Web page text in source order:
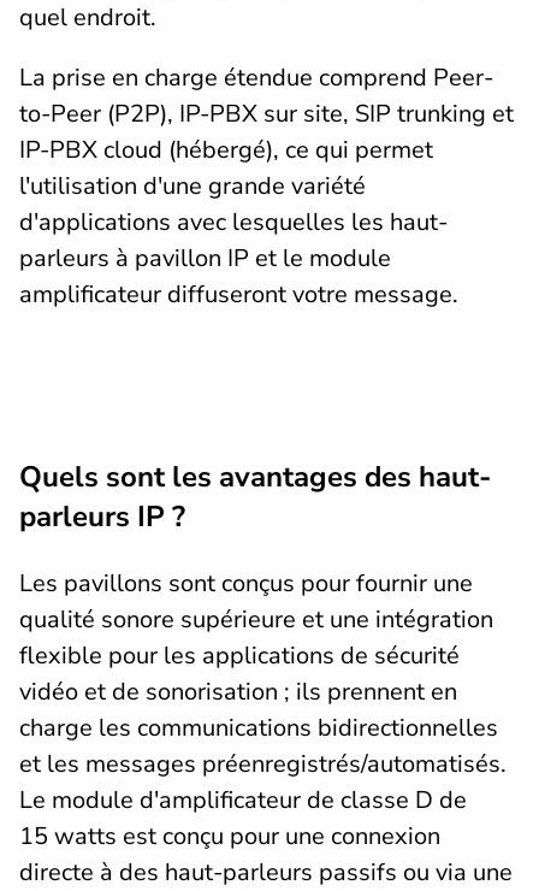
quel endroit.
La prise en charge étendue comprend Peer-
to-Peer (P2P), IP-PBX sur site, SIP trunking et
IP-PBX cloud (hébergé), ce qui permet
l'utilisation d'une grande variété
d'applications avec lesquelles les haut-
parleurs à pavillon IP et le module
amplificateur diffuseront votre message.
Quels sont les avantages des haut-
parleurs IP ?
Les pavillons sont conçus pour fournir une
qualité sonore supérieure et une intégration
flexible pour les applications de sécurité
vidéo et de sonorisation ; ils prennent en
charge les communications bidirectionnelles
et les messages préenregistrés/automatisés.
Le module d'amplificateur de classe D de
15 watts est conçu pour une connexion
directe à des haut-parleurs passifs ou via une